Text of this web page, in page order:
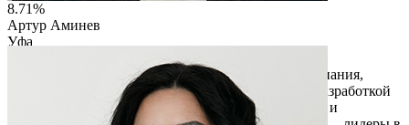
8.71%
Артур Аминев
Уфа
ООО "СК БЕЗОПАСНОСТЬ"
ООО «СК Безопасность» — инжиниринговая компания,
имеет богатый опыт работы, которая занимается разработкой
и установкой систем безопасности, автоматизации и